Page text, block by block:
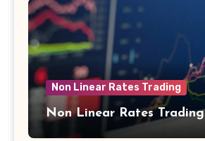
Non Linear Rates Trading
Non Linear Rates Trading